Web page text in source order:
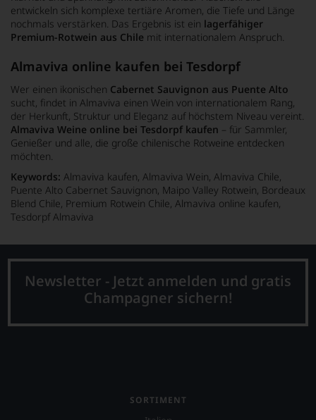
entwickeln sich komplexe tertiäre Aromen, die Tiefe und Länge
nochmals verstärken. Das Ergebnis ist ein lagerfähiger
Premium-Rotwein aus Chile mit internationalem Anspruch.
Almaviva online kaufen bei Tesdorpf
Wer einen ikonischen Cabernet Sauvignon aus Puente Alto
sucht, findet in Almaviva einen Wein von internationalem Rang,
der Herkunft, Struktur und Eleganz auf höchstem Niveau vereint.
Almaviva Weine online bei Tesdorpf kaufen – für Sammler,
Genießer und alle, die große chilenische Rotweine entdecken
möchten.
Keywords: Almaviva kaufen, Almaviva Wein, Almaviva Chile,
Puente Alto Cabernet Sauvignon, Maipo Valley Rotwein, Bordeaux
Blend Chile, Premium Rotwein Chile, Almaviva online kaufen,
Tesdorpf Almaviva
Newsletter - Jetzt anmelden und gratis
Champagner sichern!
SORTIMENT